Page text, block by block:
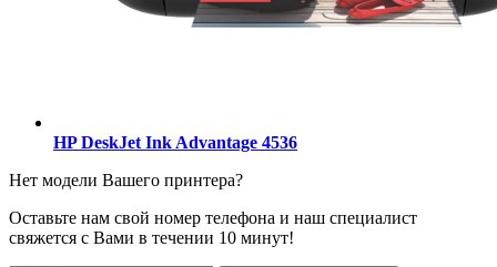
HP DeskJet Ink Advantage 4536
Нет модели Вашего принтера?
Оставьте нам свой номер телефона и наш специалист
свяжется с Вами в течении 10 минут!